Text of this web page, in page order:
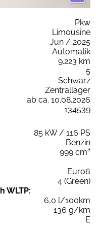
Pkw
Limousine
Jun / 2025
Automatik
9.223 km
5
Schwarz
Zentrallager
ab ca. 10.08.2026
134539
85 kW / 116 PS
Benzin
999 cm³
Euro6
4 (Green)
WLTP:
6,0 l/100km
136 g/km
E